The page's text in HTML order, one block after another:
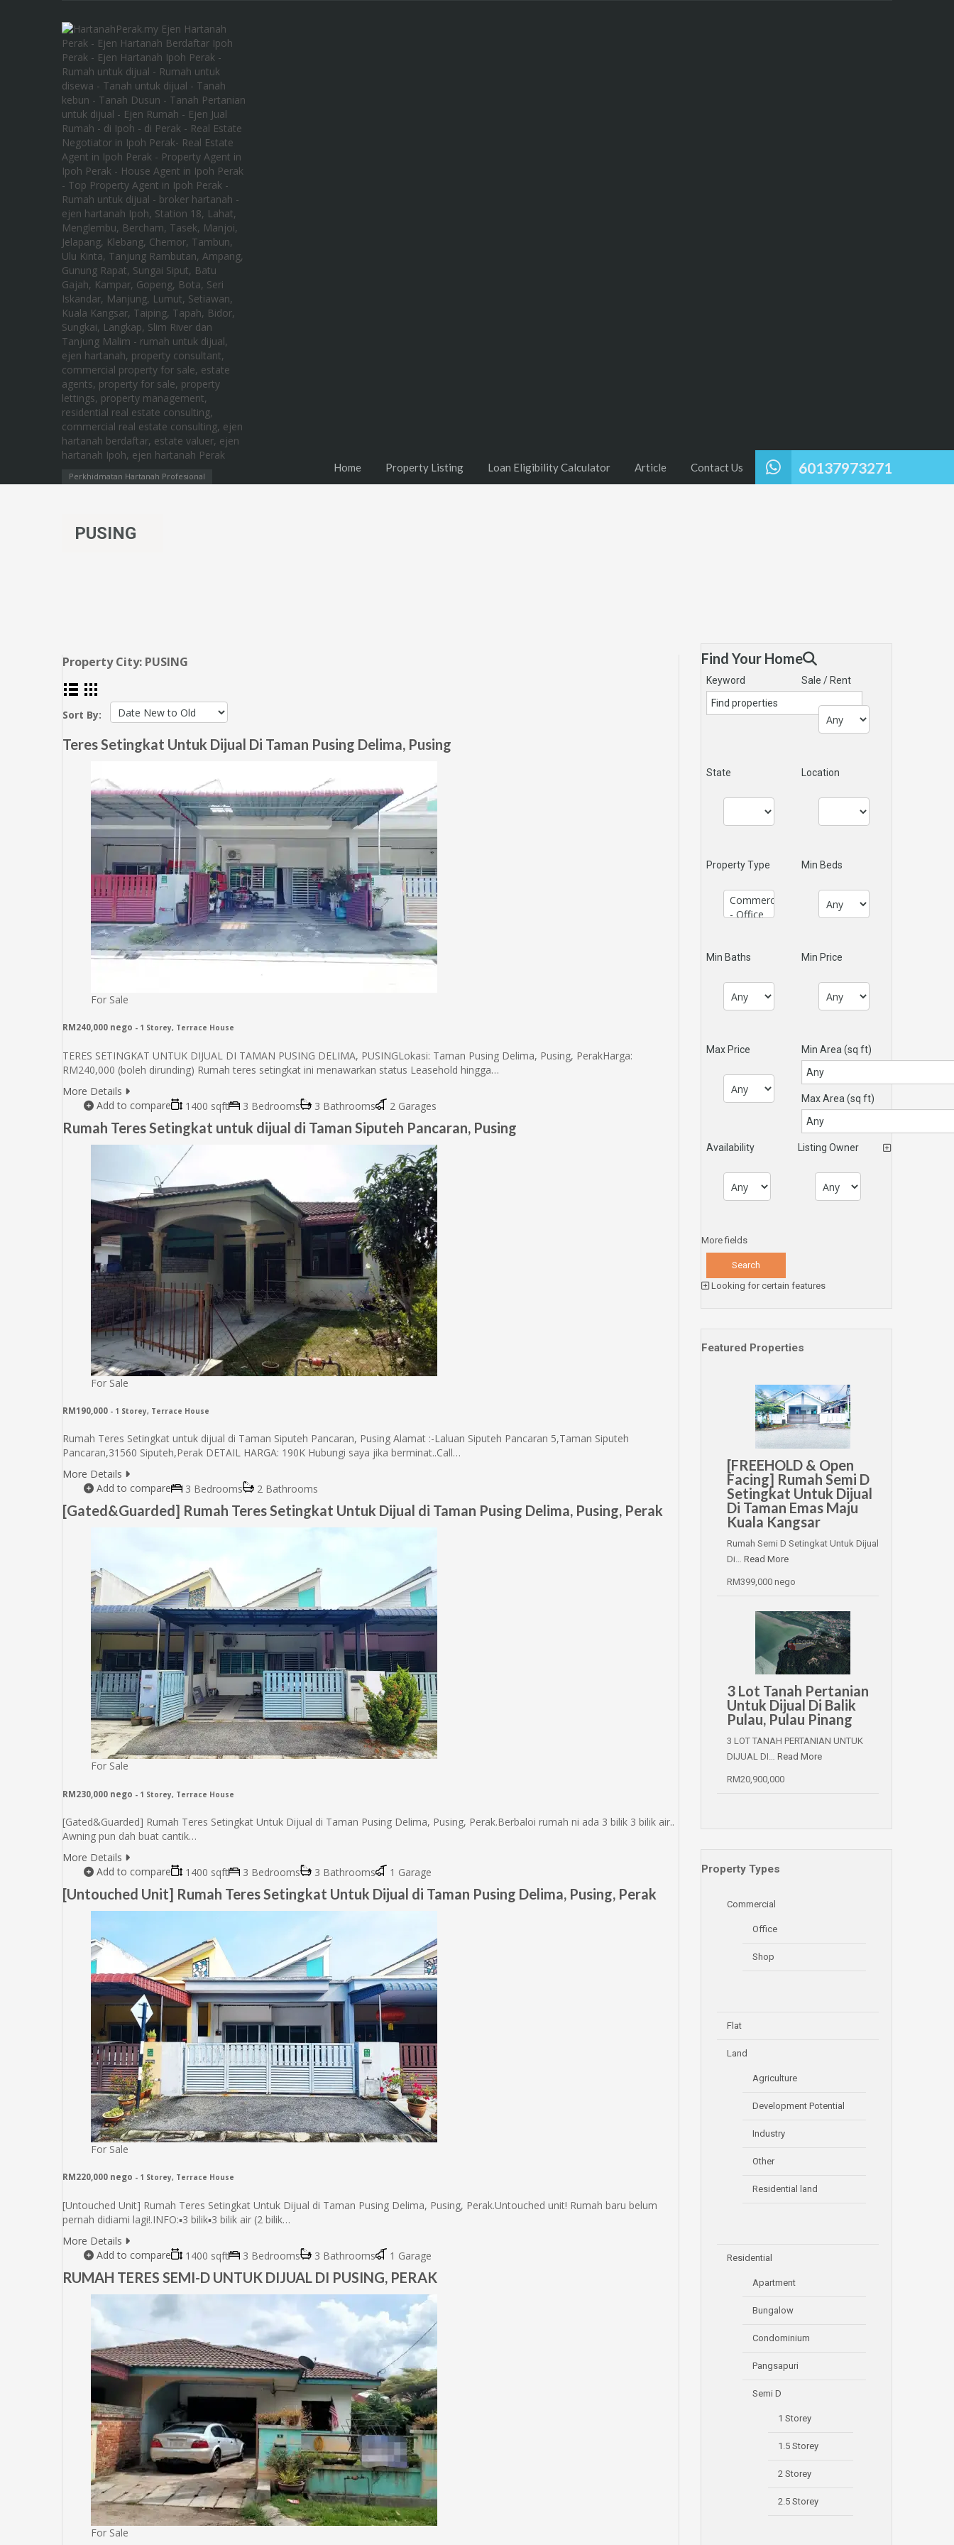
Perkhidmatan Hartanah Profesional 60137973271
Home Property Listing Loan Eligibility Calculator Article Contact Us
PUSING
Property City: PUSING
Sort By:
Teres Setingkat Untuk Dijual Di Taman Pusing Delima, Pusing
For Sale
RM240,000 nego - 1 Storey, Terrace House
TERES SETINGKAT UNTUK DIJUAL DI TAMAN PUSING DELIMA, PUSINGLokasi: Taman Pusing Delima, Pusing, PerakHarga:
RM240,000 (boleh dirunding) Rumah teres setingkat ini menawarkan status Leasehold hingga…
More Details
1400 sqft
3 Bedrooms 3 Bathrooms 2 Garages
Add to compare
Rumah Teres Setingkat untuk dijual di Taman Siputeh Pancaran, Pusing
For Sale
RM190,000 - 1 Storey, Terrace House
Rumah Teres Setingkat untuk dijual di Taman Siputeh Pancaran, Pusing Alamat :-Laluan Siputeh Pancaran 5,Taman Siputeh
Pancaran,31560 Siputeh,Perak DETAIL HARGA: 190K Hubungi saya jika berminat..Call…
More Details
3 Bedrooms
2 Bathrooms
Add to compare
[Gated&Guarded] Rumah Teres Setingkat Untuk Dijual di Taman Pusing Delima, Pusing, Perak
For Sale
RM230,000 nego - 1 Storey, Terrace House
[Gated&Guarded] Rumah Teres Setingkat Untuk Dijual di Taman Pusing Delima, Pusing, Perak.Berbaloi rumah ni ada 3 bilik 3 bilik air..
Awning pun dah buat cantik…
More Details
1400 sqft
3 Bedrooms 3 Bathrooms 1 Garage
Add to compare
[Untouched Unit] Rumah Teres Setingkat Untuk Dijual di Taman Pusing Delima, Pusing, Perak
For Sale
RM220,000 nego - 1 Storey, Terrace House
[Untouched Unit] Rumah Teres Setingkat Untuk Dijual di Taman Pusing Delima, Pusing, Perak.Untouched unit! Rumah baru belum
pernah didiami lagi!.INFO:▪️3 bilik▪️3 bilik air (2 bilik…
More Details
1400 sqft
3 Bedrooms 3 Bathrooms 1 Garage
Add to compare
RUMAH TERES SEMI-D UNTUK DIJUAL DI PUSING, PERAK
For Sale
Find Your Home
Keyword Sale / Rent
State Location
Property Type Min Beds
Min Baths Min Price
Max Price Min Area (sq ft)
Max Area (sq ft)
Availability Listing Owner
More fields
Looking for certain features
Featured Properties
[FREEHOLD & Open
Facing] Rumah Semi D
Setingkat Untuk Dijual
Di Taman Emas Maju
Kuala Kangsar
Rumah Semi D Setingkat Untuk Dijual
Di… Read More
RM399,000 nego
3 Lot Tanah Pertanian
Untuk Dijual Di Balik
Pulau, Pulau Pinang
3 LOT TANAH PERTANIAN UNTUK
DIJUAL DI… Read More
RM20,900,000
Property Types
Commercial
Office
Shop
Flat
Land
Agriculture
Development Potential
Industry
Other
Residential land
Residential
Apartment
Bungalow
Condominium
Pangsapuri
Semi D
1 Storey
1.5 Storey
2 Storey
2.5 Storey